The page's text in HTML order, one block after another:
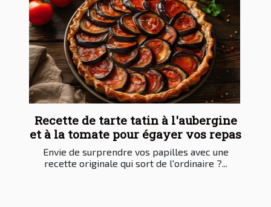
Recette de tarte tatin à l'aubergine
et à la tomate pour égayer vos repas
Envie de surprendre vos papilles avec une
recette originale qui sort de l'ordinaire ?...